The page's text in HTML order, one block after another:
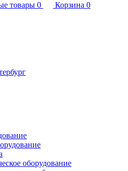
товары 0 Корзина 0
оборудование